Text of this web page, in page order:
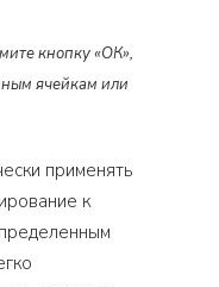
кнопку «ОК»,
ячейкам или
применять
к